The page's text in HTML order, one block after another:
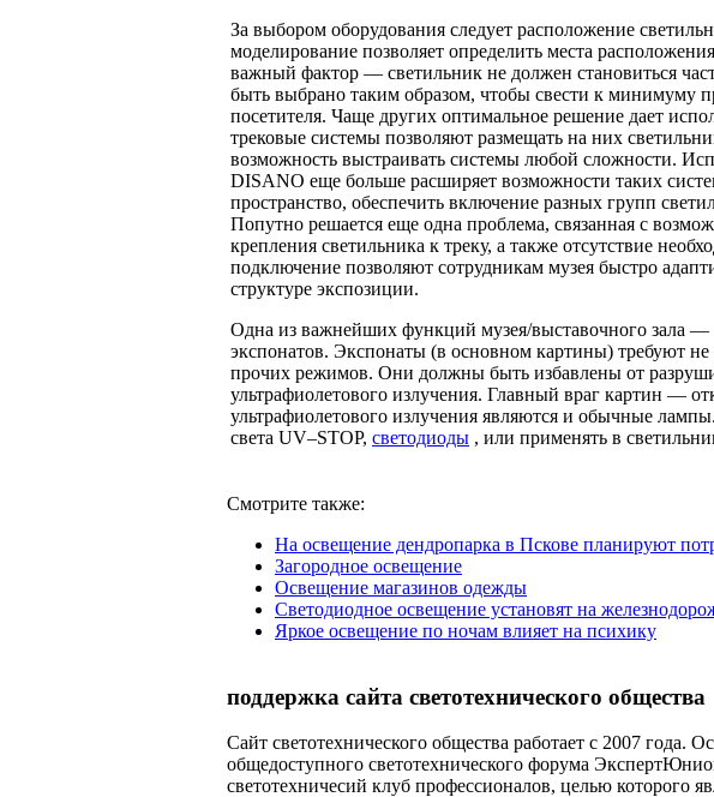
За выбором оборудования следует расположение
моделирование позволяет определить места
важный фактор — светильник не должен становиться
быть выбрано таким образом, чтобы свести к минимуму
посетителя. Чаще других оптимальное решение дает
трековые системы позволяют размещать на них
возможность выстраивать системы любой сложности.
DISANO еще больше расширяет возможности таких
пространство, обеспечить включение разных групп
Попутно решается еще одна проблема, связанная с
крепления светильника к треку, а также отсутствие
подключение позволяют сотрудникам музея быстро
структуре экспозиции.
Одна из важнейших функций музея/выставочного зала —
экспонатов. Экспонаты (в основном картины) требуют
прочих режимов. Они должны быть избавлены от
ультрафиолетового излучения. Главный враг картин —
ультрафиолетового излучения являются и обычные
света UV–STOP, светодиоды , или применять в
Смотрите также:
На освещение дендропарка в Пскове планируют
Загородное освещение
Освещение магазинов одежды
Светодиодное освещение установят на
Яркое освещение по ночам влияет на психику
поддержка сайта светотехнического общества
Сайт светотехнического общества работает с 2007 года.
общедоступного светотехнического форума
светотехничесий клуб профессионалов, целью которого